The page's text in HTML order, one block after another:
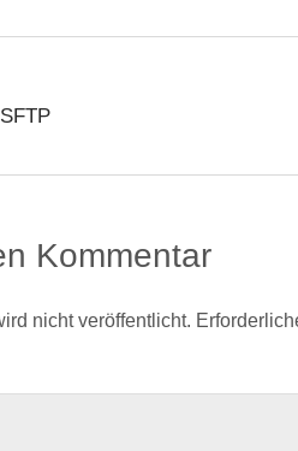
Kommentar
nicht veröffentlicht.